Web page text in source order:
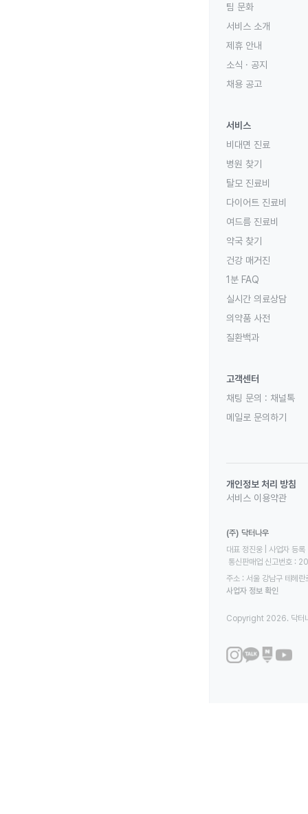
팀 문화
서비스 소개
제휴 안내
소식 · 공지
채용 공고
서비스
비대면 진료
병원 찾기
탈모 진료비
다이어트 진료비
여드름 진료비
약국 찾기
건강 매거진
1분 FAQ
실시간 의료상담
의약품 사전
질환백과
고객센터
채팅 문의 : 채널톡
메일로 문의하기
개인정보 처리 방침
서비스 이용약관
(주) 닥터나우
대표 정진웅 | 사업자
통신판매업 신고번호
주소 : 서울 강남구 테헤
사업자 정보 확인
Copyright 2026. 닥터